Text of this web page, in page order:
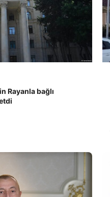
Rayanla bağlı